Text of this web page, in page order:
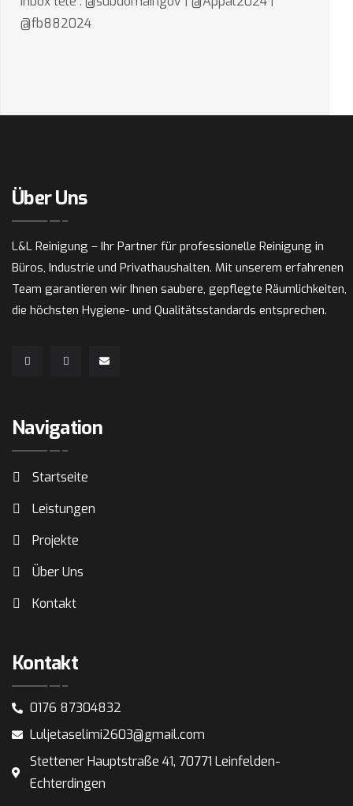
@fb882024
Über Uns
L&L Reinigung – Ihr Partner für professionelle Reinigung in
Büros, Industrie und Privathaushalten. Mit unserem erfahrenen
Team garantieren wir Ihnen saubere, gepflegte Räumlichkeiten,
die höchsten Hygiene- und Qualitätsstandards entsprechen.
Navigation
Startseite
Leistungen
Projekte
Über Uns
Kontakt
Kontakt
0176 87304832
Luljetaselimi2603@gmail.com
Stettener Hauptstraße 41, 70771 Leinfelden-
Echterdingen